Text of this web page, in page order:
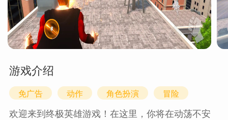
游戏介绍
免广告 动作 角色扮演 冒险
欢迎来到终极英雄游戏！在这里，你将在动荡不安